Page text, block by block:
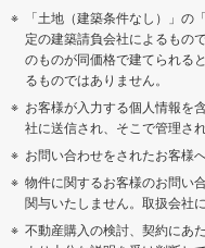
「土地（建築条件なし）」
定の建築請負会社によるもの
のものが同価格で建てられる
るものではありません。
お客様が入力する個人情報を
社に送信され、そこで管理され
お問い合わせをされたお客様
物件に関するお客様のお問い
関与いたしません。取扱会社
不動産購入の検討、契約にあ